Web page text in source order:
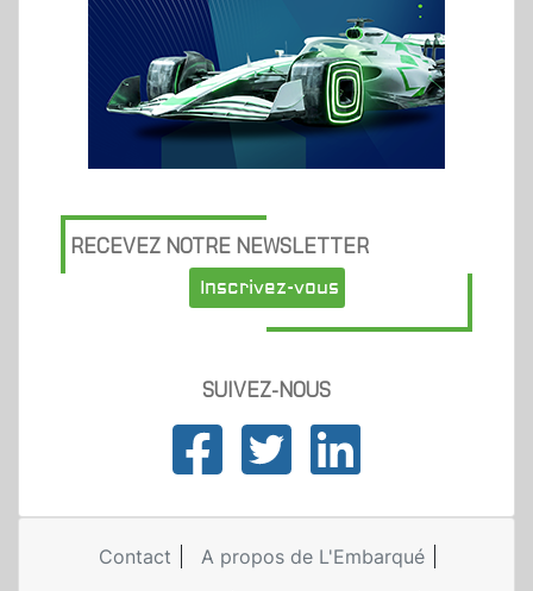
RECEVEZ NOTRE NEWSLETTER
Inscrivez-vous
SUIVEZ-NOUS
Contact
A propos de L'Embarqué